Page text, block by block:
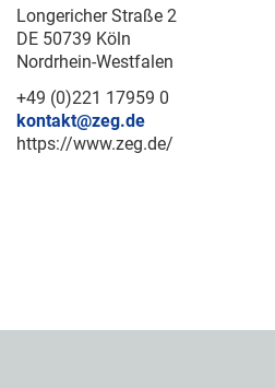
Longericher Straße 2
DE 50739 Köln
Nordrhein-Westfalen
+49 (0)221 17959 0
kontakt@zeg.de
https://www.zeg.de/